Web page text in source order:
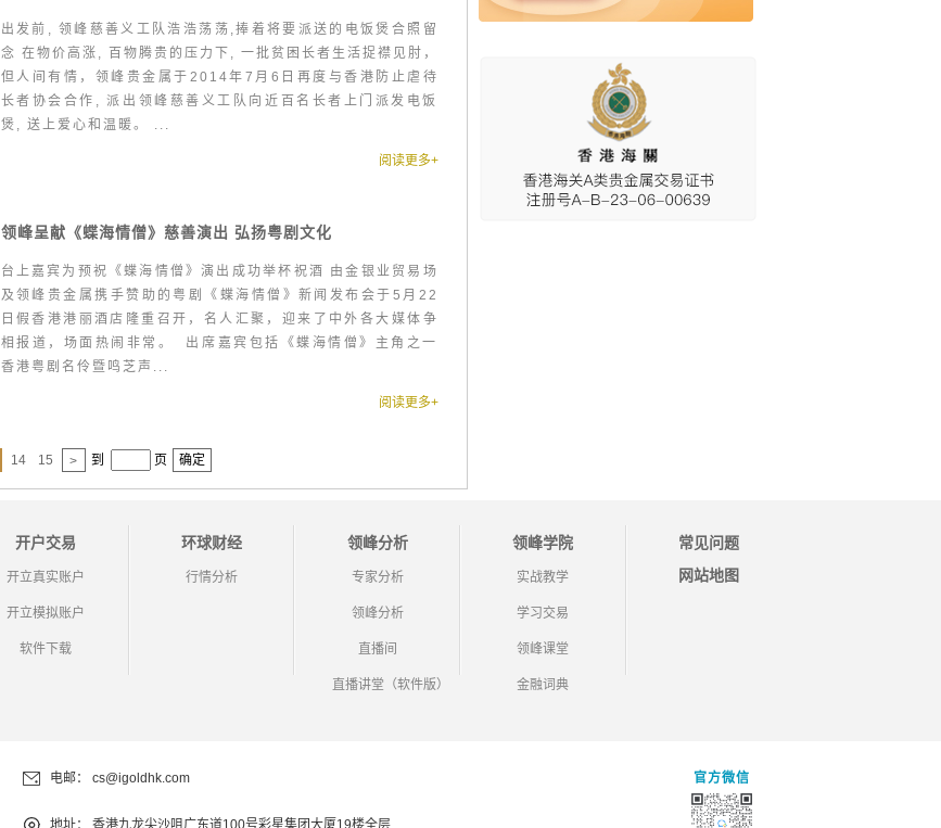
出发前, 领峰慈善义工队浩浩荡荡,捧着将要派送的电饭煲合照留
念 在物价高涨, 百物腾贵的压力下, 一批贫困长者生活捉襟见肘，
但人间有情，领峰贵金属于2014年7月6日再度与香港防止虐待
长者协会合作, 派出领峰慈善义工队向近百名长者上门派发电饭
煲, 送上爱心和温暖。 ...
阅读更多+
领峰呈献《蝶海情僧》慈善演出 弘扬粤剧文化
台上嘉宾为预祝《蝶海情僧》演出成功举杯祝酒 由金银业贸易场
及领峰贵金属携手赞助的粤剧《蝶海情僧》新闻发布会于5月22
日假香港港丽酒店隆重召开，名人汇聚，迎来了中外各大媒体争
相报道，场面热闹非常。 出席嘉宾包括《蝶海情僧》主角之一
香港粤剧名伶暨鸣芝声...
阅读更多+
14 15 > 到 页 确定
开户交易
开立真实账户
开立模拟账户
软件下载
环球财经
行情分析
领峰分析
专家分析
领峰分析
直播间
直播讲堂（软件版）
领峰学院
实战教学
学习交易
领峰课堂
金融词典
常见问题
网站地图
电邮： cs@igoldhk.com 官方微信